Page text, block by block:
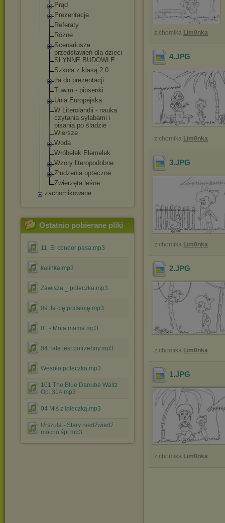
Prąd
Prezentacje
Referaty
Różne
Scenariusze
przedstawień dla dzieci
SŁYNNE BUDOWLE
Szkoła z klasą 2.0
tła do prezentacji
Tuwim - piosenki
Unia Europejska
W Literolandii - nauka
czytania sylabami i
pisania po śladzie
Wiersze
Woda
Wróbelek Elemelek
Wzory literopodobne
Złudzenia opteczne
Zwierzęta leśne
zachomikowane
Ostatnio pobierane pliki
11. El condor pasa.mp3
kalinka.mp3
Zawisza _ poleczka.mp3
09 Ja cię pocałuję.mp3
01 - Moja mama.mp3
04.Tata jest potrzebny.mp3
Wesoła poleczka.mp3
101 The Blue Danube Waltz
Op. 314.mp3
04 Miś z laleczką.mp3
Urszula - Stary niedźwiedź
mocno śpi.mp3
z chomika Lim0nka
4.JPG
z chomika Lim0nka
3.JPG
z chomika Lim0nka
2.JPG
z chomika Lim0nka
1.JPG
z chomika Lim0nka